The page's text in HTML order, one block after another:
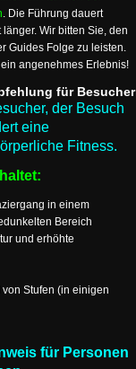
. Die Führung dauert
Wir bitten Sie, den
Guides Folge zu leisten.
angenehmes Erlebnis!
für Besucher
der Besuch
eine
Fitness.
in einem
Bereich
und erhöhte
Stufen (in einigen
für Personen